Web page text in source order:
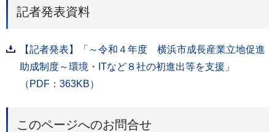
記者発表資料
【記者発表】「～令和４年度 横浜市成長産業立地促進
助成制度～環境・ITなど８社の初進出等を支援」
（PDF：363KB）
このページへのお問合せ